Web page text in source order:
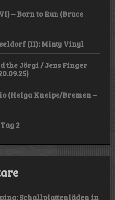
– Born to Run (Bruce
(II): Minty Vinyl
the Jörgi / Jens Finger
(Helga Kneipe/Bremen –
2
Schallplattenläden in